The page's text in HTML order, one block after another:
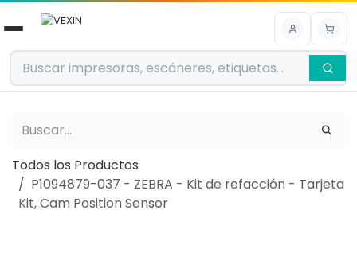
Ir al contenido
Todos los Productos
P1094879-037 - ZEBRA - Kit de refacción - Tarjeta
Kit, Cam Position Sensor